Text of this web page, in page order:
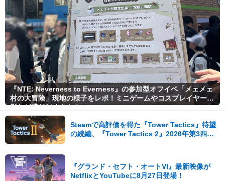
『NTE: Neverness to Everness』の参加型オフイベ「メェメェ
村の大冒険」現地の様子をレポ！ミニゲームやコスプレイヤー撮
影など盛りだくさん！
Steamで高評価を得た『Tower Tactics』待望
の続編、『Tower Tactics 2』2026年第3四半
『グランド・セフト・オートVI』最新映像が
NetflixとYouTubeに8月27日登場！